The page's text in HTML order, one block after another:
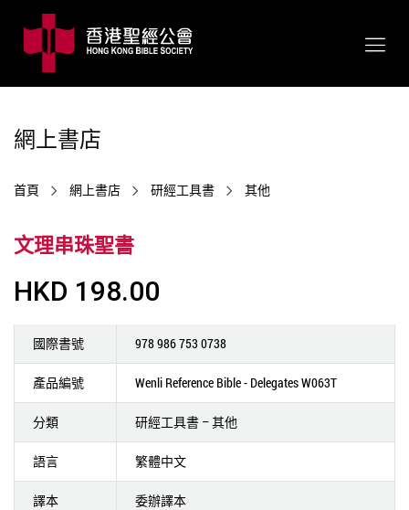
網上書店
首頁 網上書店 研經工具書 其他
文理串珠聖書
HKD 198.00
國際書號 978 986 753 0738
產品編號 Wenli Reference Bible - Delegates W063T
分類 研經工具書 – 其他
語言 繁體中文
譯本 委辦譯本